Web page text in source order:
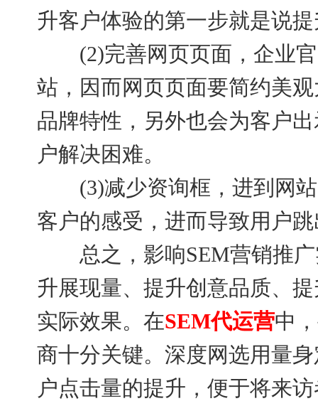
升客户体验的第一步就是说
(2)完善网页页面，企业官
站，因而网页页面要简约美
品牌特性，另外也会为客户
户解决困难。
(3)减少资询框，进到网站
客户的感受，进而导致用户
总之，影响SEM营销推广
升展现量、提升创意品质、
实际效果。在SEM代运营中
商十分关键。深度网选用量
户点击量的提升，便于将来